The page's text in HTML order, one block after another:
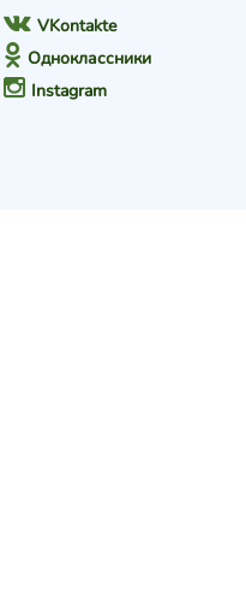
VKontakte
Одноклассники
Instagram